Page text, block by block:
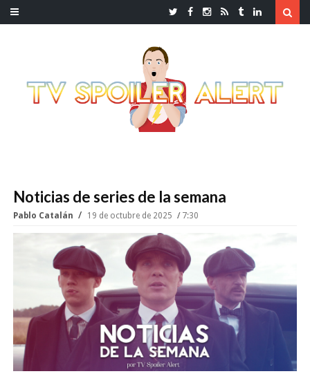
Noticias de series de la semana
Pablo Catalán 19 de octubre de 2025 7:30